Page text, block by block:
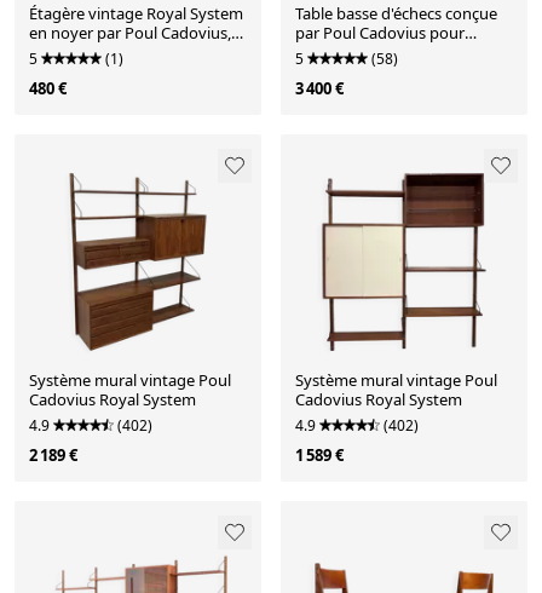
Étagère vintage Royal System
en noyer par Poul Cadovius,
1950
5 (1)
480 €
Table basse d'échecs conçue
par Poul Cadovius pour
France & Son, 1965
5 (58)
3 400 €
Système mural vintage Poul
Cadovius Royal System
4.9 (402)
2 189 €
Système mural vintage Poul
Cadovius Royal System
4.9 (402)
1 589 €